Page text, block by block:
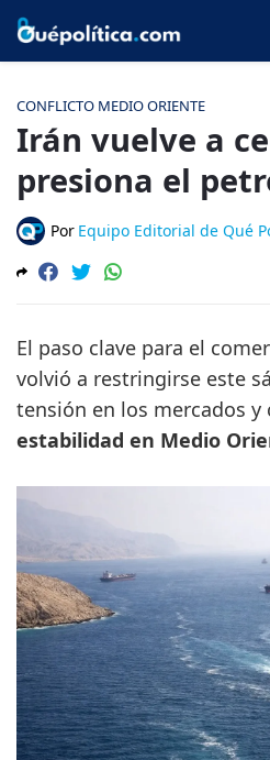
CONFLICTO MEDIO ORIENTE
Irán vuelve a
presiona el
Por Equipo Editorial de Qué
El paso clave para el
volvió a restringirse este
tensión en los mercados y
estabilidad en Medio